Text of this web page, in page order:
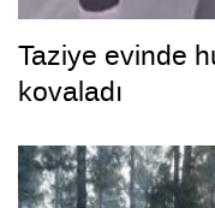
Taziye evinde
kovaladı